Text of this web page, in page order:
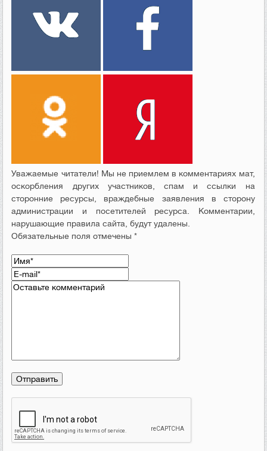
Уважаемые читатели! Мы не приемлем в комментариях мат,
оскорбления других участников, спам и ссылки на
сторонние ресурсы, враждебные заявления в сторону
администрации и посетителей ресурса. Комментарии,
нарушающие правила сайта, будут удалены.
Обязательные поля отмечены *